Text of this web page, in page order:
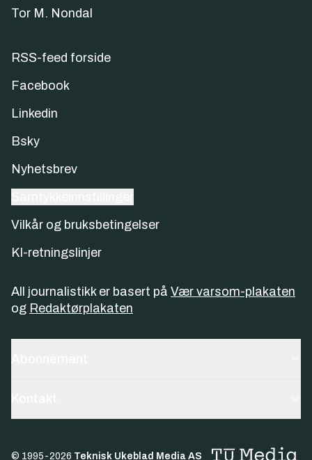
Tor M. Nondal
RSS-feed forside
Facebook
Linkedin
Bsky
Nyhetsbrev
Vilkår og bruksbetingelser
KI-retningslinjer
All journalistikk er basert på Vær varsom-plakaten
og Redaktørplakaten
© 1995-2026 Teknisk Ukeblad Media AS